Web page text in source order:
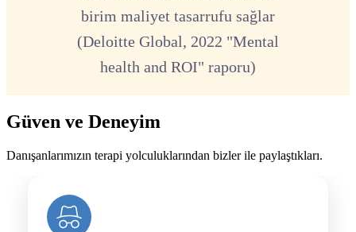
birim maliyet tasarrufu sağlar
(Deloitte Global, 2022 "Mental
health and ROI" raporu)
Güven ve Deneyim
Danışanlarımızın terapi yolculuklarından bizler ile paylaştıkları.